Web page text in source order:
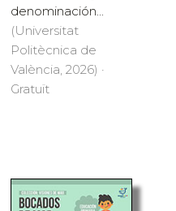
denominación...
(Universitat
Politècnica de
València, 2026) ·
Gratuït